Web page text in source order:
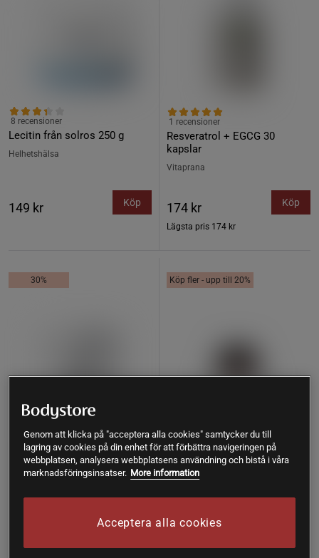
Lecitin från solros 250 g
8 recensioner
Helhetshälsa
149 kr Köp
Resveratrol + EGCG 30
kapslar
1 recensioner
Vitaprana
174 kr
Lägsta pris 174 kr
Köp
30%
4 recensioner
197 kr
Köp fler - upp till 20%
4 recensioner
425 kr
Genom att klicka på "acceptera alla cookies" samtycker du till
lagring av cookies på din enhet för att förbättra navigeringen på
webbplatsen, analysera webbplatsens användning och bistå i våra
marknadsföringsinsatser. More information
Acceptera alla cookies